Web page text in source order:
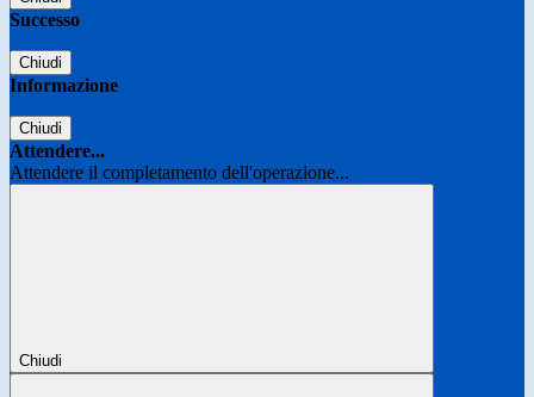
Successo
Chiudi
Informazione
Chiudi
Attendere...
Attendere il completamento dell'operazione...
Chiudi